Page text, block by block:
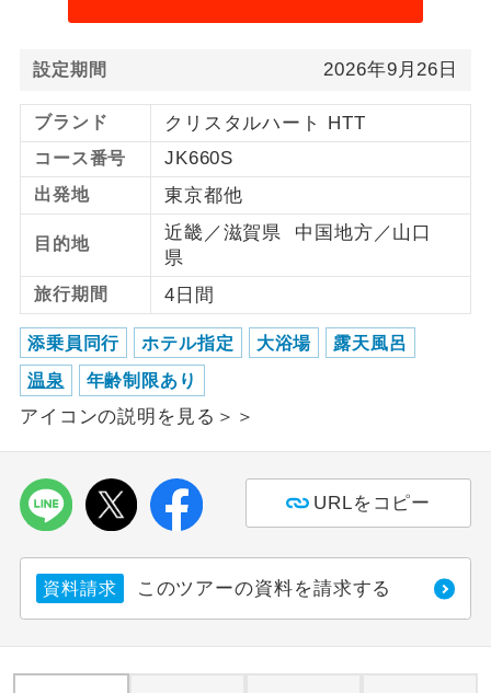
設定期間 2026年9月26日
ブランド クリスタルハート HTT
コース番号 JK660S
出発地 東京都他
目的地
近畿／滋賀県 中国地方／山口
県
旅行期間 4日間
添乗員同行 ホテル指定 大浴場 露天風呂
温泉 年齢制限あり
アイコンの説明を見る＞＞
URLをコピー
資料請求 このツアーの資料を請求する
女性限定
女性限定でご参加いただけるコースで
す。
年齢制限あり
です。
航空会社指定
利用航空会社が指定なので、ご出発の計
ホテル指定
ご紹介するホテルを指定したコースで
す。
おひとり様バ
ス2席利用
おひとり様でバス席を2席利⽤できま
す。